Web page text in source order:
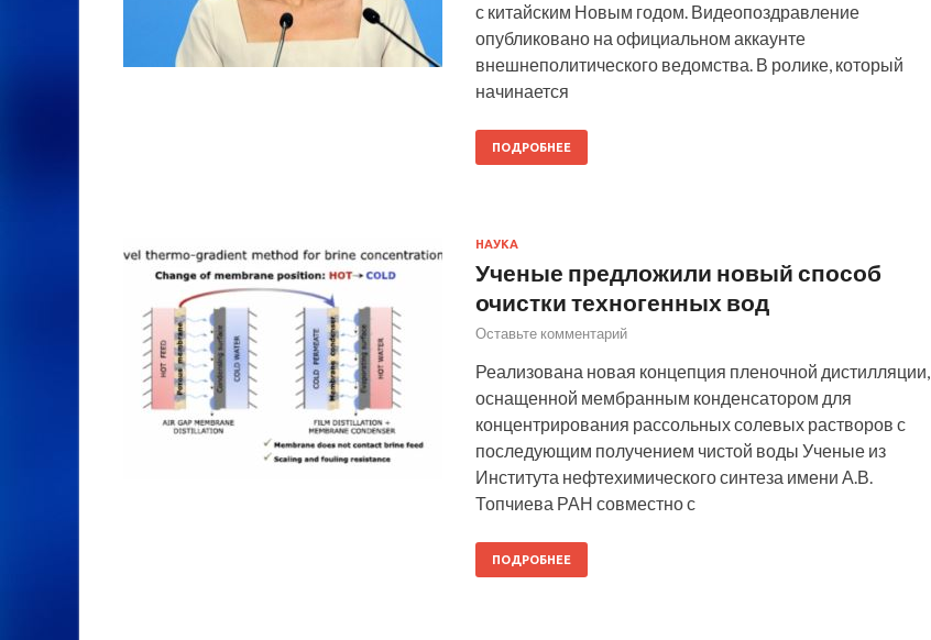
с китайским Новым годом. Видеопоздравление
опубликовано на официальном аккаунте
внешнеполитического ведомства. В ролике, который
начинается
ПОДРОБНЕЕ
НАУКА
Ученые предложили новый способ
очистки техногенных вод
Оставьте комментарий
Реализована новая концепция пленочной дистилляции,
оснащенной мембранным конденсатором для
концентрирования рассольных солевых растворов с
последующим получением чистой воды Ученые из
Института нефтехимического синтеза имени А.В.
Топчиева РАН совместно с
ПОДРОБНЕЕ